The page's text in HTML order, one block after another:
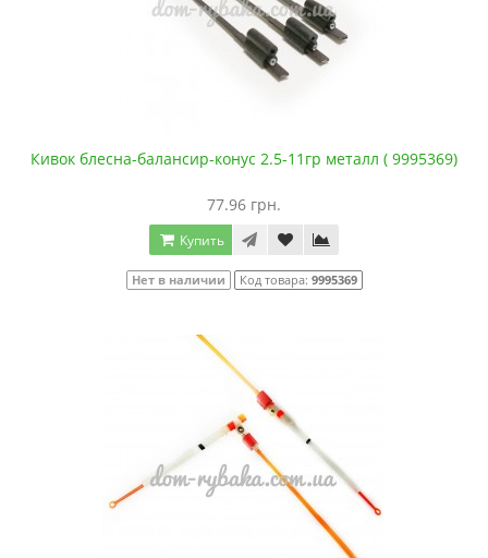
Кивок блесна-балансир-конус 2.5-11гр металл ( 9995369)
77.96 грн.
Купить
Нет в наличии Код товара: 9995369